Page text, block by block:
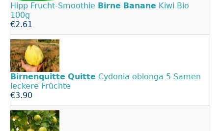
Hipp Frucht-Smoothie Birne Banane Kiwi Bio
100g
€2.61
Birnenquitte Quitte Cydonia oblonga 5 Samen
leckere Früchte
€3.90